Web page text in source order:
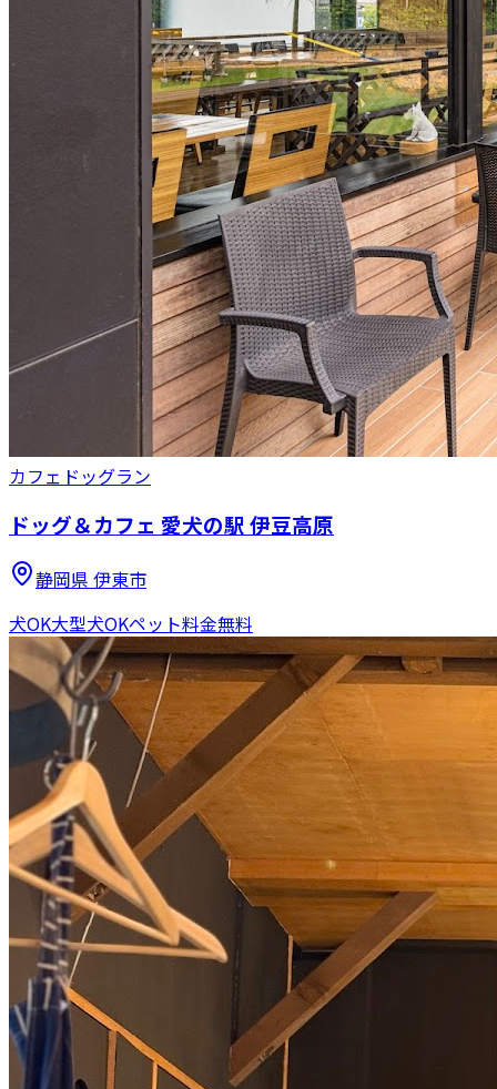
カフェ ドッグラン
ドッグ＆カフェ 愛犬の駅 伊豆高原
静岡県 伊東市
犬OK大型犬OKペット料金無料